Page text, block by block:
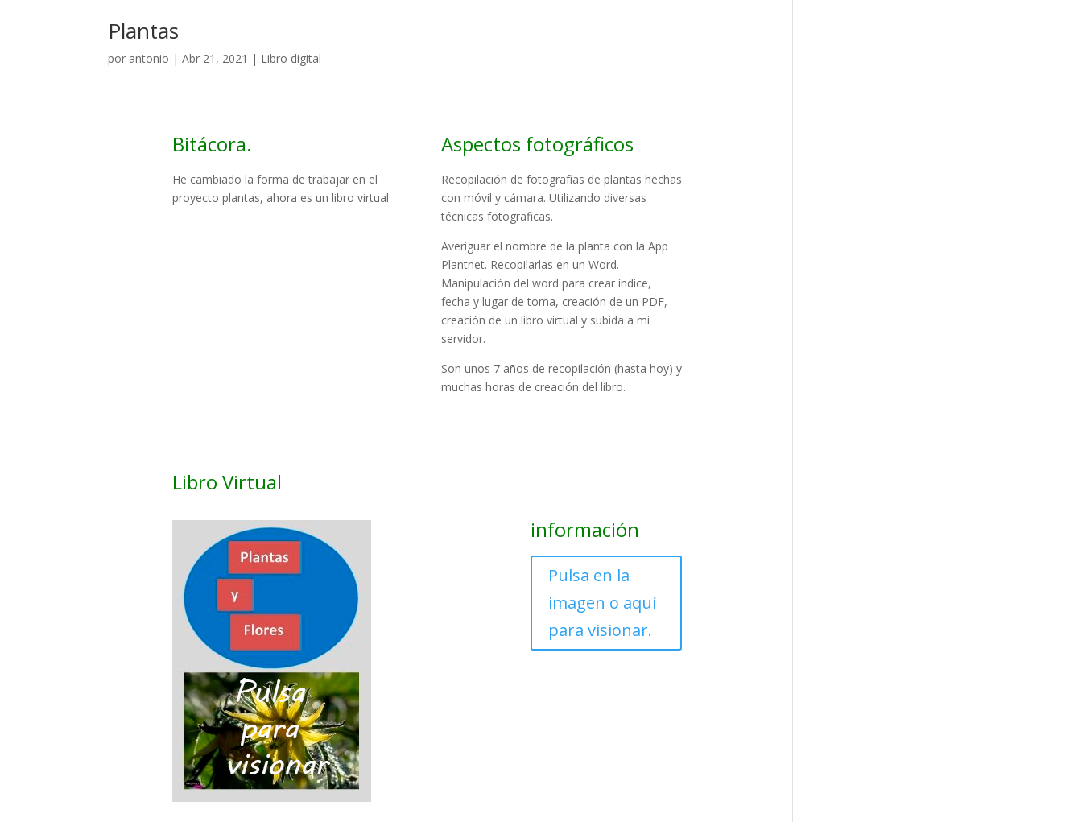
Plantas
por antonio |Abr 21, 2021 | Libro digital
Bitácora.
He cambiado la forma de trabajar en el
proyecto plantas, ahora es un libro virtual
Aspectos fotográficos
Recopilación de fotografías de plantas hechas
con móvil y cámara. Utilizando diversas
técnicas fotograficas.
Averiguar el nombre de la planta con la App
Plantnet. Recopilarlas en un Word.
Manipulación del word para crear índice,
fecha y lugar de toma, creación de un PDF,
creación de un libro virtual y subida a mi
servidor.
Son unos 7 años de recopilación (hasta hoy) y
muchas horas de creación del libro.
Libro Virtual
información
Pulsa en la
imagen o aquí
para visionar.